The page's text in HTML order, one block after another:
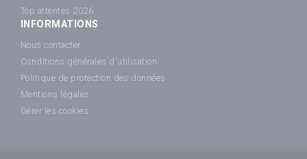
Top attentes 2026
INFORMATIONS
Nous contacter
Conditions générales d'utilisation
Politique de protection des données
Mentions légales
Gérer les cookies